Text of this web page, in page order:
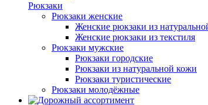
Рюкзаки
Рюкзаки женские
Женские рюкзаки из
Женские рюкзаки из текстиля
Рюкзаки мужские
Рюкзаки городские
Рюкзаки из натуральной кожи
Рюкзаки туристические
Рюкзаки молодёжные